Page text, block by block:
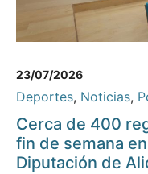
23/07/2026
Deportes, Noticias,
Cerca de 400
fin de semana
Diputación de